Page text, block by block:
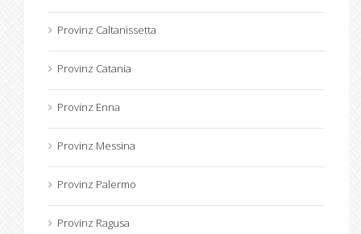
Provinz Caltanissetta
Provinz Catania
Provinz Enna
Provinz Messina
Provinz Palermo
Provinz Ragusa